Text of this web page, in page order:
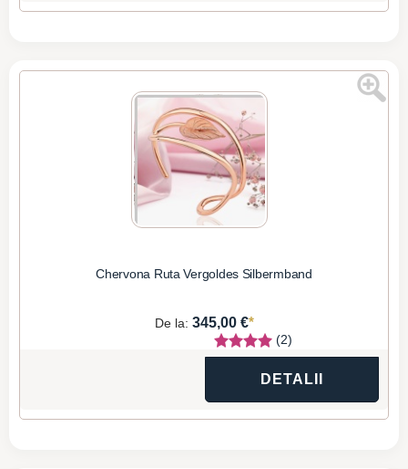
Chervona Ruta Vergoldes Silbermband
De la: 345,00 €*
(2)
DETALII